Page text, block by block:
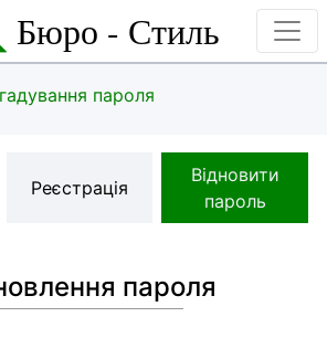
Бюро - Стиль
пароля
Реєстрація
Відновити
пароль
пароля